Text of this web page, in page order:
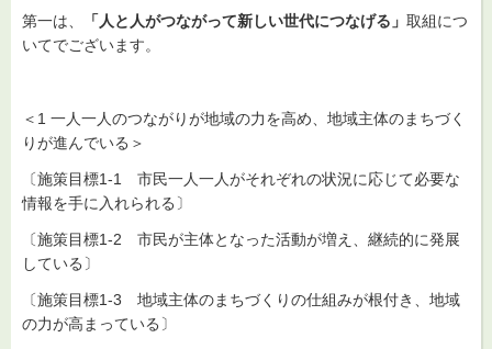
第一は、 「人と人がつながって新しい世代につなげる」 取組につ
いてでございます。
＜1 一人一人のつながりが地域の力を高め、地域主体のまちづく
りが進んでいる＞
〔施策目標1-1 市民一人一人がそれぞれの状況に応じて必要な
情報を手に入れられる〕
〔施策目標1-2 市民が主体となった活動が増え、継続的に発展
している〕
〔施策目標1-3 地域主体のまちづくりの仕組みが根付き、地域
の力が高まっている〕